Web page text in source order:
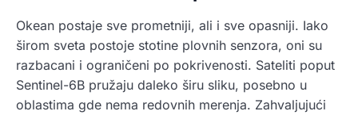
Okean postaje sve prometniji, ali i sve opasniji. Iako
širom sveta postoje stotine plovnih senzora, oni su
razbacani i ograničeni po pokrivenosti. Sateliti poput
Sentinel-6B pružaju daleko širu sliku, posebno u
oblastima gde nema redovnih merenja. Zahvaljujući